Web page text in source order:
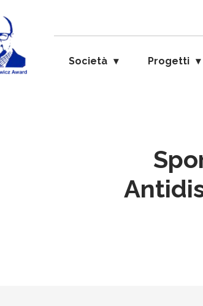
Società Progetti